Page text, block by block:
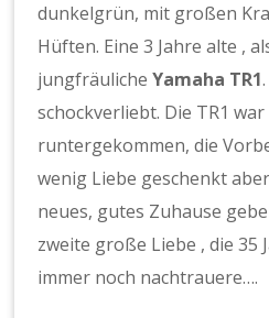
dunkelgrün, mit großen
Hüften. Eine 3 Jahre alte ,
jungfräulicheYamaha TR1
schockverliebt. Die TR1
runtergekommen, die
wenig Liebe geschenkt
neues, gutes Zuhause
zweite große Liebe , die 35
immer noch nachtrauere….